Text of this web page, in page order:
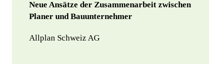
Neue Ansätze der Zusammenarbeit zwischen
Planer und Bauunternehmer
Allplan Schweiz AG